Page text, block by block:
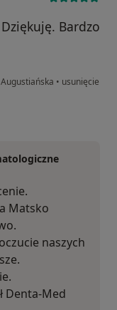
Bardzo
• usunięcie
Matsko
naszych
Denta-Med